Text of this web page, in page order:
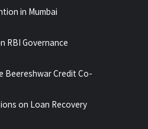
in Mumbai
RBI Governance
Beereshwar Credit Co-
on Loan Recovery